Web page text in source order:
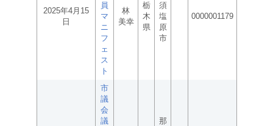
2025年4月15
日
員
マ
ニ
フ
ェ
ス
ト
林
美幸
栃
木
県
須
塩
原
市
0000001179
市
議
会
議
那